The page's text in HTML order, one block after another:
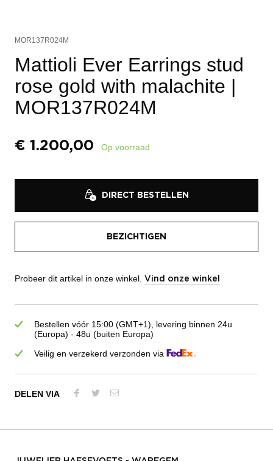
MOR137R024M
Mattioli Ever Earrings stud
rose gold with malachite |
MOR137R024M
€ 1.200,00 Op voorraad
DIRECT BESTELLEN
BEZICHTIGEN
Probeer dit artikel in onze winkel. Vind onze winkel
Bestellen vóór 15:00 (GMT+1), levering binnen 24u
(Europa) - 48u (buiten Europa)
Veilig en verzekerd verzonden via
DELEN VIA